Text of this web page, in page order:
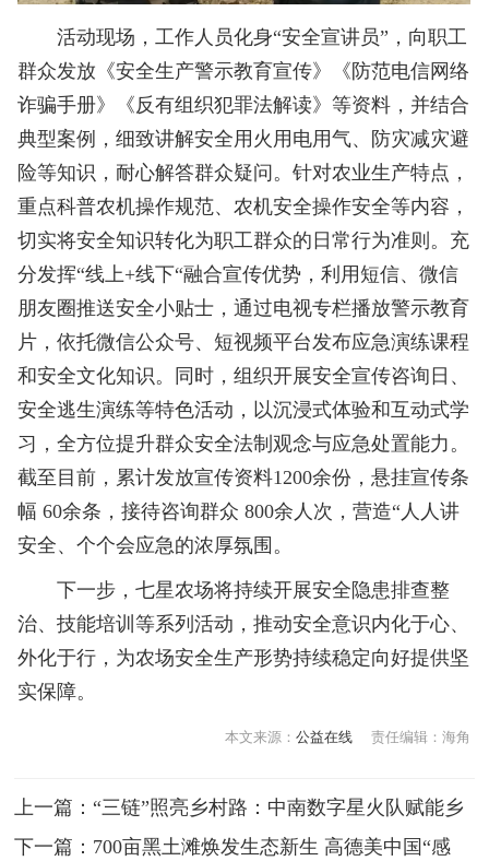
活动现场，工作人员化身“安全宣讲员”，向职工
群众发放《安全生产警示教育宣传》《防范电信网络
诈骗手册》《反有组织犯罪法解读》等资料，并结合
典型案例，细致讲解安全用火用电用气、防灾减灾避
险等知识，耐心解答群众疑问。针对农业生产特点，
重点科普农机操作规范、农机安全操作安全等内容，
切实将安全知识转化为职工群众的日常行为准则。充
分发挥“线上+线下“融合宣传优势，利用短信、微信
朋友圈推送安全小贴士，通过电视专栏播放警示教育
片，依托微信公众号、短视频平台发布应急演练课程
和安全文化知识。同时，组织开展安全宣传咨询日、
安全逃生演练等特色活动，以沉浸式体验和互动式学
习，全方位提升群众安全法制观念与应急处置能力。
截至目前，累计发放宣传资料1200余份，悬挂宣传条
幅 60余条，接待咨询群众 800余人次，营造“人人讲
安全、个个会应急的浓厚氛围。
下一步，七星农场将持续开展安全隐患排查整
治、技能培训等系列活动，推动安全意识内化于心、
外化于行，为农场安全生产形势持续稳定向好提供坚
实保障。
本文来源： 公益在线 责任编辑：海角
上一篇： “三链”照亮乡村路：中南数字星火队赋能乡
村振兴
下一篇： 700亩黑土滩焕发生态新生 高德美中国“感